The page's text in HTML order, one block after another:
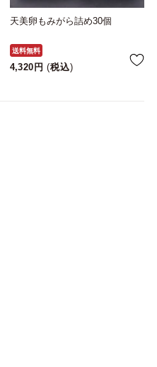
天美卵もみがら詰め30個
送料無料
4,320 税込